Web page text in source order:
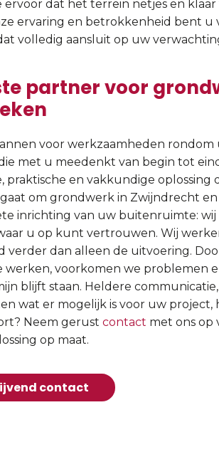
ervoor dat het terrein netjes en
ervaring en betrokkenheid bent
volledig aansluit op uw
partner voor
voor werkzaamheden
met u meedenkt van begin tot
praktische en vakkundige oplossing
om grondwerk in Zwijndrecht
inrichting van uw buitenruimte:
u op kunt vertrouwen. Wij
verder dan alleen de uitvoering.
werken, voorkomen we problemen
blijft staan. Heldere
wat er mogelijk is voor uw project,
Neem gerust contact met ons op
op maat.
contact